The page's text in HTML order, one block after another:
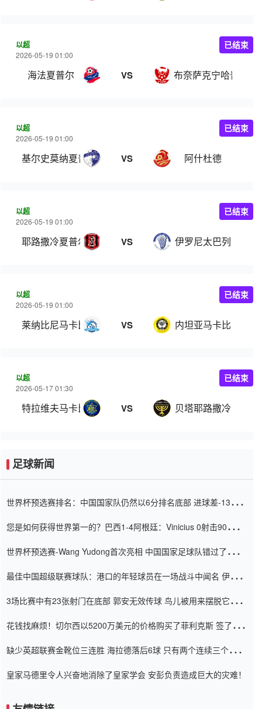
以超
2026-05-19 01:00
海法夏普尔 VS 布奈萨克宁哈普尔
已结束
以超
2026-05-19 01:00
基尔史莫纳夏普尔 VS 阿什杜德
已结束
以超
2026-05-19 01:00
耶路撒冷夏普尔 VS 伊罗尼太巴列
已结束
以超
2026-05-19 01:00
莱纳比尼马卡比 VS 内坦亚马卡比
已结束
以超
2026-05-17 01:30
特拉维夫马卡比 VS 贝塔耶路撒冷
已结束
足球新闻
世界杯预选赛排名：中国国家队仍然以6分排名底部 进球差-13令人
您是如何获得世界第一的？巴西1-4阿根廷：Vinicius 0射击90分钟
世界杯预选赛-Wang Yudong首次亮相 中国国家足球队错过了世界
最佳中国超级联赛球队：港口的年轻球员在一场战斗中闻名 伊万放
3场比赛中有23张射门在底部 郭安无效传球 鸟儿被用来摆脱它
花钱找麻烦！切尔西以5200万美元的价格购买了菲利克斯 签了7年
缺少英超联赛金靴位三连胜 海拉德落后6球 只有两个连续三个连续
皇家马德里令人兴奋地消除了皇家学会 安彭负责造成巨大的灾难！